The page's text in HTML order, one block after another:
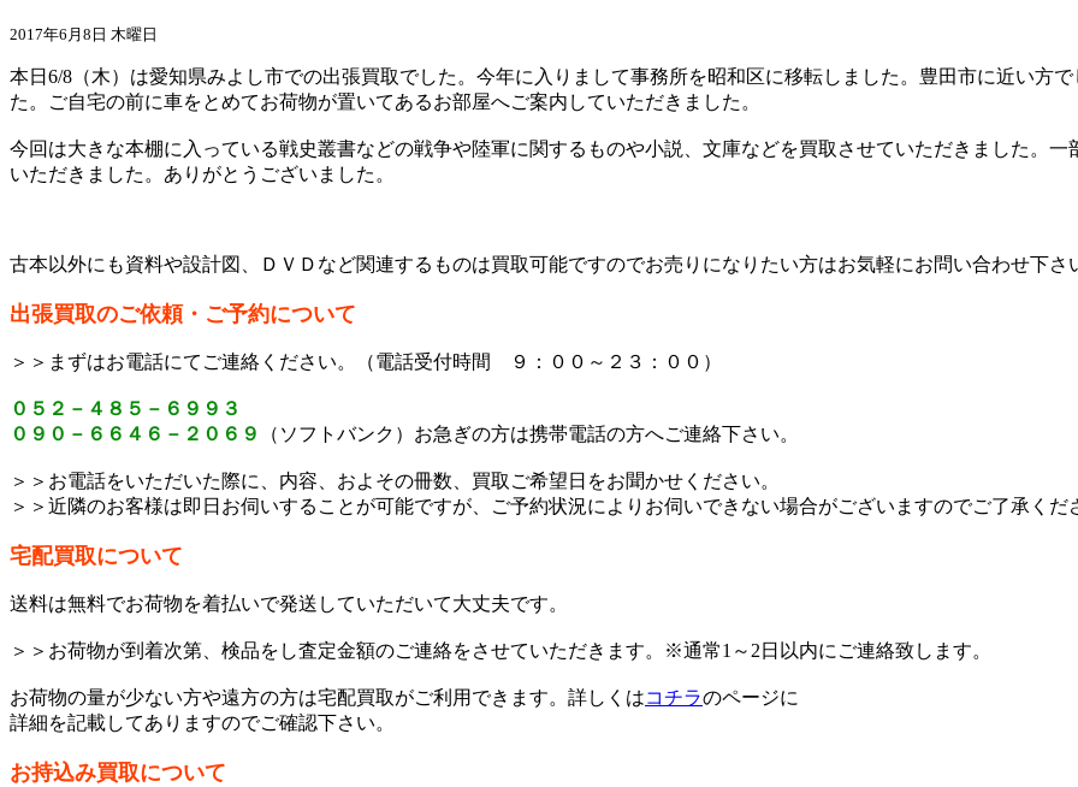
2017年6月8日 木曜日
本日6/8（木）は愛知県みよし市での出張買取でした。今年に入りまして事務所を昭和区に移転しました。豊田市に近い方
た。ご自宅の前に車をとめてお荷物が置いてあるお部屋へご案内していただきました。
今回は大きな本棚に入っている戦史叢書などの戦争や陸軍に関するものや小説、文庫などを買取させていただきました。
いただきました。ありがとうございました。
古本以外にも資料や設計図、ＤＶＤなど関連するものは買取可能ですのでお売りになりたい方はお気軽にお問い合わせ下さ
出張買取のご依頼・ご予約について
＞＞まずはお電話にてご連絡ください。（電話受付時間 ９：００～２３：００）
０５２－４８５－６９９３
０９０－６６４６－２０６９
（ソフトバンク）お急ぎの方は携帯電話の方へご連絡下さい。
＞＞お電話をいただいた際に、内容、およその冊数、買取ご希望日をお聞かせください。
＞＞近隣のお客様は即日お伺いすることが可能ですが、ご予約状況によりお伺いできない場合がございますのでご了承くだ
宅配買取について
送料は無料でお荷物を着払いで発送していただいて大丈夫です。
＞＞お荷物が到着次第、検品をし査定金額のご連絡をさせていただきます。※通常1～2日以内にご連絡致します。
お荷物の量が少ない方や遠方の方は宅配買取がご利用できます。詳しくはコチラのページに
詳細を記載してありますのでご確認下さい。
お持込み買取について